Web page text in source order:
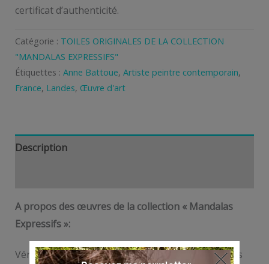
certificat d’authenticité.
Catégorie : TOILES ORIGINALES DE LA COLLECTION
"MANDALAS EXPRESSIFS"
Étiquettes : Anne Battoue, Artiste peintre contemporain,
France, Landes, Œuvre d'art
Description
A propos des œuvres de la collection « Mandalas
Expressifs »:
Véritables tableaux « énergétiques », les Mandalas